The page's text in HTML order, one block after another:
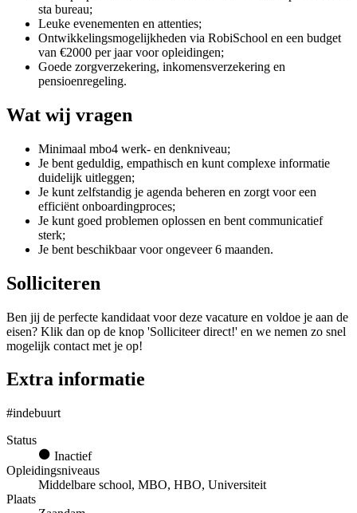
sta bureau;
Leuke evenementen en attenties;
Ontwikkelingsmogelijkheden via RobiSchool en een budget
van €2000 per jaar voor opleidingen;
Goede zorgverzekering, inkomensverzekering en
pensioenregeling.
Wat wij vragen
Minimaal mbo4 werk- en denkniveau;
Je bent geduldig, empathisch en kunt complexe informatie
duidelijk uitleggen;
Je kunt zelfstandig je agenda beheren en zorgt voor een
efficiënt onboardingproces;
Je kunt goed problemen oplossen en bent communicatief
sterk;
Je bent beschikbaar voor ongeveer 6 maanden.
Solliciteren
Ben jij de perfecte kandidaat voor deze vacature en voldoe je aan de
eisen? Klik dan op de knop 'Solliciteer direct!' en we nemen zo snel
mogelijk contact met je op!
Extra informatie
#indebuurt
Status
Inactief
Opleidingsniveaus
Middelbare school, MBO, HBO, Universiteit
Plaats